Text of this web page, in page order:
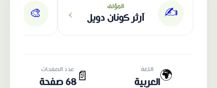
✍️ المؤلف
آرثر كونان دويل ›
🎨
🌍 اللغة
العربية 📄
عدد الصفحات
68 صفحة